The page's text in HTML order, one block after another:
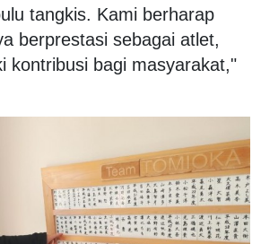
tangkis. Kami berharap
berprestasi sebagai atlet,
kontribusi bagi masyarakat,"